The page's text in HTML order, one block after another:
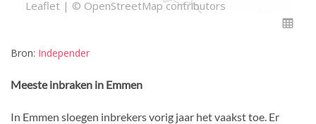
Bron: Independer
Meeste inbraken in Emmen
In Emmen sloegen inbrekers vorig jaar het vaakst toe. Er